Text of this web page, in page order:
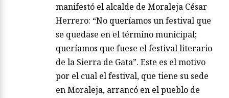
manifestó el alcalde de Moraleja César
Herrero: “No queríamos un festival que
se quedase en el término municipal;
queríamos que fuese el festival literario
de la Sierra de Gata”. Este es el motivo
por el cual el festival, que tiene su sede
en Moraleja, arrancó en el pueblo de